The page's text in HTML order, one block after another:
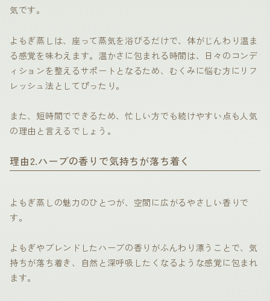
気です。
よもぎ蒸しは、座って蒸気を浴びるだけで、体がじんわり温ま
る感覚を味わえます。温かさに包まれる時間は、日々のコンデ
ィションを整えるサポートとなるため、むくみに悩む方にリフ
レッシュ法としてぴったり。
また、短時間でできるため、忙しい方でも続けやすい点も人気
の理由と言えるでしょう。
理由2.ハーブの香りで気持ちが落ち着く
よもぎ蒸しの魅力のひとつが、空間に広がるやさしい香りで
す。
よもぎやブレンドしたハーブの香りがふんわり漂うことで、気
持ちが落ち着き、自然と深呼吸したくなるような感覚に包まれ
ます。